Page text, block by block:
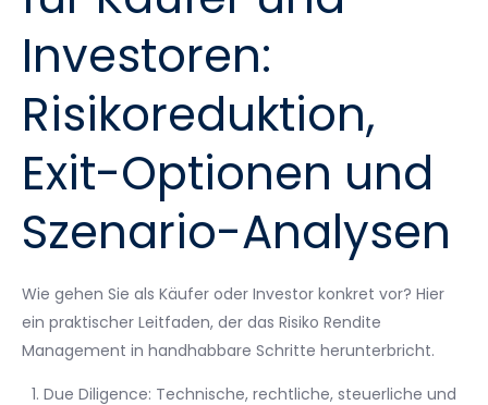
Investoren:
Risikoreduktion,
Exit-Optionen und
Szenario-Analysen
Wie gehen Sie als Käufer oder Investor konkret vor? Hier
ein praktischer Leitfaden, der das Risiko Rendite
Management in handhabbare Schritte herunterbricht.
Due Diligence: Technische, rechtliche, steuerliche und